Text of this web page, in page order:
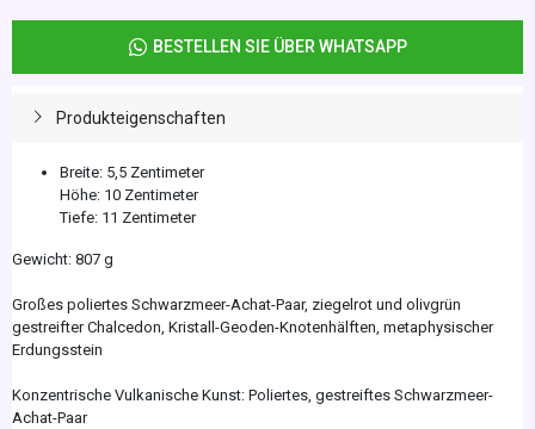
BESTELLEN SIE ÜBER WHATSAPP
Produkteigenschaften
Breite: 5,5 Zentimeter
Höhe: 10 Zentimeter
Tiefe: 11 Zentimeter
Gewicht: 807 g
Großes poliertes Schwarzmeer-Achat-Paar, ziegelrot und olivgrün
gestreifter Chalcedon, Kristall-Geoden-Knotenhälften, metaphysischer
Erdungsstein
Konzentrische Vulkanische Kunst: Poliertes, gestreiftes Schwarzmeer-
Achat-Paar